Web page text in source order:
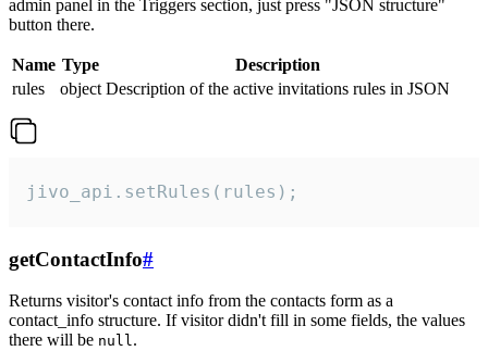
admin panel in the Triggers section, just press "JSON structure"
button there.
Name Type
Description
rules
object Description of the active invitations rules in JSON
jivo_api.setRules(rules);
getContactInfo#
Returns visitor's contact info from the contacts form as a
contact_info structure. If visitor didn't fill in some fields, the values
there will be null.